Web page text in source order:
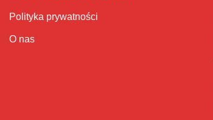
Polityka prywatności
O nas